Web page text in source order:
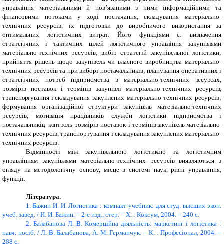
управління матеріальними й пов’язаними з ними інформаційними та
фінансовими потоками у ході постачання, складування матеріально-
технічних ресурсів, їх підготовки до виробничого використання за
оптимальних логістичних витрат. Його функціями є: визначення
стратегічних і тактичних цілей логістичногоуправління закупівлями
матеріально-технічних ресурсів; вибір стратегій закупівельної логістики;
прийняття рішень щодо закупівель чи власного виробництва матеріально-
технічних ресурсів та при виборі постачальників; планування оперативних і
стратегічних потреб підприємства в матеріально-технічних ресурсах,
розмірів поставок і термінів закупівлі матеріально-технічних ресурсів,
транспортування і складування закуплених матеріально-технічних ресурсів;
формування організаційної структури закупівель матеріально-технічних
ресурсів; мотивація працівників служби логістики підприємства і
постачальників; контроль розмірів поставок і термінів закупівель матеріально-
технічних ресурсів, транспортування і складування закуплених матеріально-
технічних ресурсів.
Відмінності між закупівельною логістикою та логістичним
управлінням закупівлямиматеріально-технічних ресурсів виявляються з
огляду на методологічну основу, місце в системі наук, рівні управління,
функції.
Література.
1.
Бажин И. И. Логистика : компакт-учебник: для студ. высших экон.
учеб. завед. / И. И. Бажин. – 2-е изд., стер. – Х. : Коксум, 2004. – 240 с.
2.
Балабанова Л. В. Комерційна діяльність: маркетинг і логістика :
навч. посіб. / Л. В. Балабанова, А. М. Германчук. – К. : Професіонал, 2004. –
288 с.